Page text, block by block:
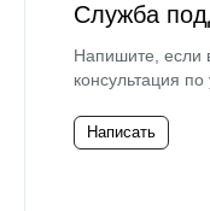
Служба
Напишите, если
консультация по
Написать